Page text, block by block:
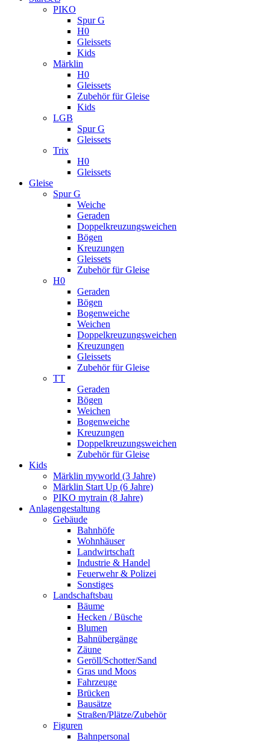
PIKO
Spur G
H0
Gleissets
Kids
Märklin
H0
Gleissets
Zubehör für Gleise
Kids
LGB
Spur G
Gleissets
Trix
H0
Gleissets
Gleise
Spur G
Weiche
Geraden
Doppelkreuzungsweichen
Bögen
Kreuzungen
Gleissets
Zubehör für Gleise
H0
Geraden
Bögen
Bogenweiche
Weichen
Doppelkreuzungsweichen
Kreuzungen
Gleissets
Zubehör für Gleise
TT
Geraden
Bögen
Weichen
Bogenweiche
Kreuzungen
Doppelkreuzungsweichen
Zubehör für Gleise
Kids
Märklin myworld (3 Jahre)
Märklin Start Up (6 Jahre)
PIKO mytrain (8 Jahre)
Anlagengestaltung
Gebäude
Bahnhöfe
Wohnhäuser
Landwirtschaft
Industrie & Handel
Feuerwehr & Polizei
Sonstiges
Landschaftsbau
Bäume
Hecken / Büsche
Blumen
Bahnübergänge
Zäune
Geröll/Schotter/Sand
Gras und Moos
Fahrzeuge
Brücken
Bausätze
Straßen/Plätze/Zubehör
Figuren
Bahnpersonal